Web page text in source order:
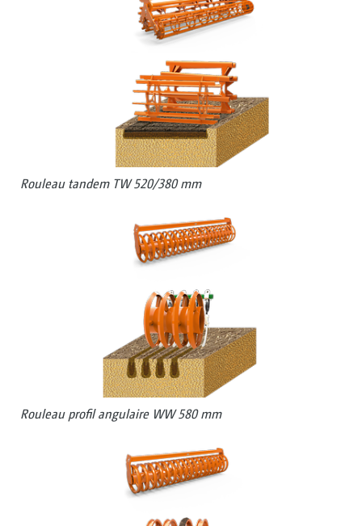
Rouleau tandem TW 520/380 mm
Rouleau profil angulaire WW 580 mm